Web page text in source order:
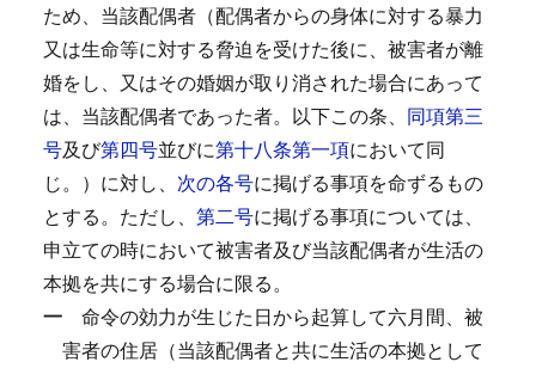
ため、当該配偶者（配偶者からの身体に対する暴力
又は生命等に対する脅迫を受けた後に、被害者が離
婚をし、又はその婚姻が取り消された場合にあって
は、当該配偶者であった者。以下この条、 同項第三
号及び第四号並びに第十八条第一項において同
じ。）に対し、 次の各号に掲げる事項を命ずるもの
とする。 ただし、 第二号に掲げる事項については、
申立ての時において被害者及び当該配偶者が生活の
本拠を共にする場合に限る。
一 命令の効力が生じた日から起算して六月間、被
害者の住居（当該配偶者と共に生活の本拠として